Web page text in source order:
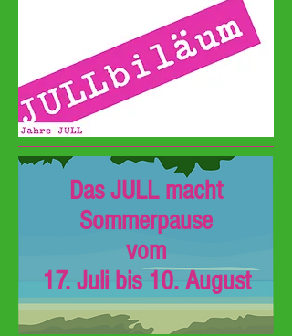
Das JULL macht
Sommerpause
vom
17. Juli bis 10. August